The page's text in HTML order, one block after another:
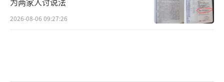
爱马仕卖得好，不是所有服装品牌都卖得好。
2026-08-06 09:27:26